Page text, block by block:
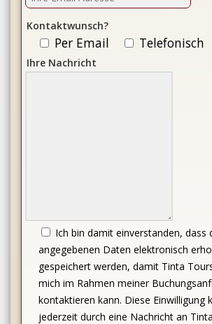
Kontaktwunsch?
Per Email Telefonisch
Ihre Nachricht
Ich bin damit einverstanden, dass
angegebenen Daten elektronisch
gespeichert werden, damit Tinta
mich im Rahmen meiner
kontaktieren kann. Diese Einwilligung
jederzeit durch eine Nachricht an